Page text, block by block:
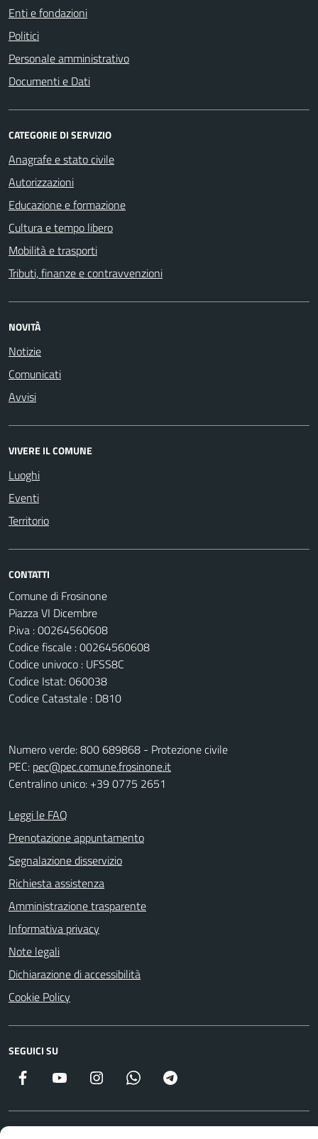
Enti e fondazioni
Politici
Personale amministrativo
Documenti e Dati
CATEGORIE DI SERVIZIO
Anagrafe e stato civile
Autorizzazioni
Educazione e formazione
Cultura e tempo libero
Mobilità e trasporti
Tributi, finanze e contravvenzioni
NOVITÀ
Notizie
Comunicati
Avvisi
VIVERE IL COMUNE
Luoghi
Eventi
Territorio
CONTATTI
Comune di Frosinone
Piazza VI Dicembre
P.iva : 00264560608
Codice fiscale : 00264560608
Codice univoco : UFSS8C
Codice Istat: 060038
Codice Catastale : D810
Numero verde: 800 689868 - Protezione civile
PEC: pec@pec.comune.frosinone.it
Centralino unico: +39 0775 2651
Leggi le FAQ
Prenotazione appuntamento
Segnalazione disservizio
Richiesta assistenza
Amministrazione trasparente
Informativa privacy
Note legali
Dichiarazione di accessibilità
Cookie Policy
SEGUICI SU
Facebook YouTube Instagram WhatsApp